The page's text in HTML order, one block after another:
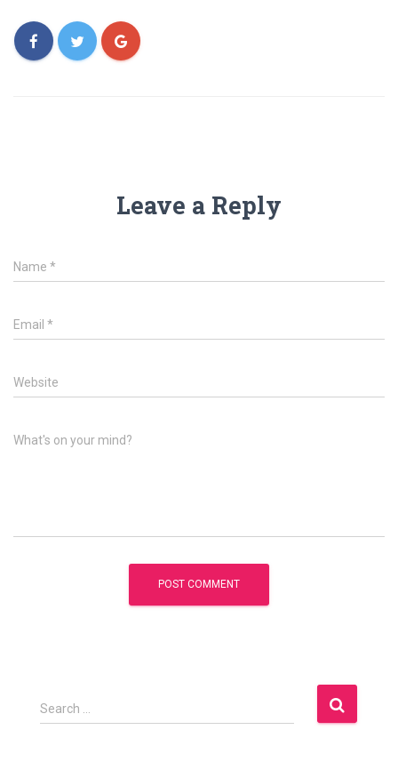
Leave a Reply
Name *
Email *
Website
What's on your mind?
S
e
Search …